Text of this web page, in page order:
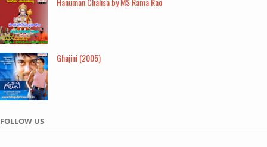
Ghajini (2005)
FOLLOW US